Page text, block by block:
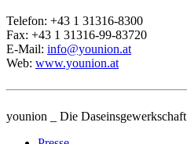
Telefon: +43 1 31316-8300
Fax: +43 1 31316-99-83720
E-Mail: info@younion.at
Web: www.younion.at
younion _ Die Daseinsgewerkschaft